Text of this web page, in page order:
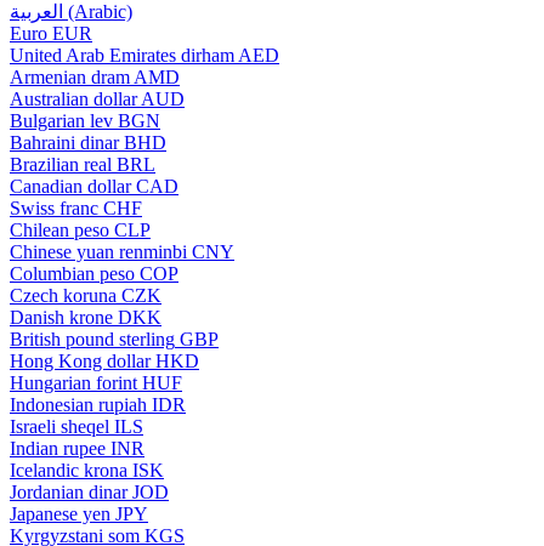
العربية (Arabic)
Euro EUR
United Arab Emirates dirham AED
Armenian dram AMD
Australian dollar AUD
Bulgarian lev BGN
Bahraini dinar BHD
Brazilian real BRL
Canadian dollar CAD
Swiss franc CHF
Chilean peso CLP
Chinese yuan renminbi CNY
Columbian peso COP
Czech koruna CZK
Danish krone DKK
British pound sterling GBP
Hong Kong dollar HKD
Hungarian forint HUF
Indonesian rupiah IDR
Israeli sheqel ILS
Indian rupee INR
Icelandic krona ISK
Jordanian dinar JOD
Japanese yen JPY
Kyrgyzstani som KGS